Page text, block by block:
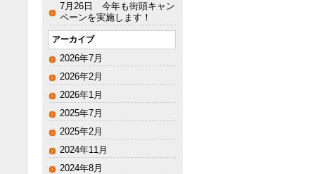
7月26日 今年も街頭キャン
ペーンを実施します！
アーカイブ
2026年7月
2026年2月
2026年1月
2025年7月
2025年2月
2024年11月
2024年8月